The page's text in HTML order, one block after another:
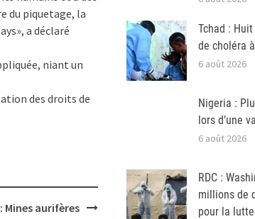
du piquetage, la
a déclaré
niant un
des droits de
Mines aurifères
Tchad :
de choléra
6 août 2026
Nigeria :
lors d’une
6 août 2026
RDC :
millions de
pour la